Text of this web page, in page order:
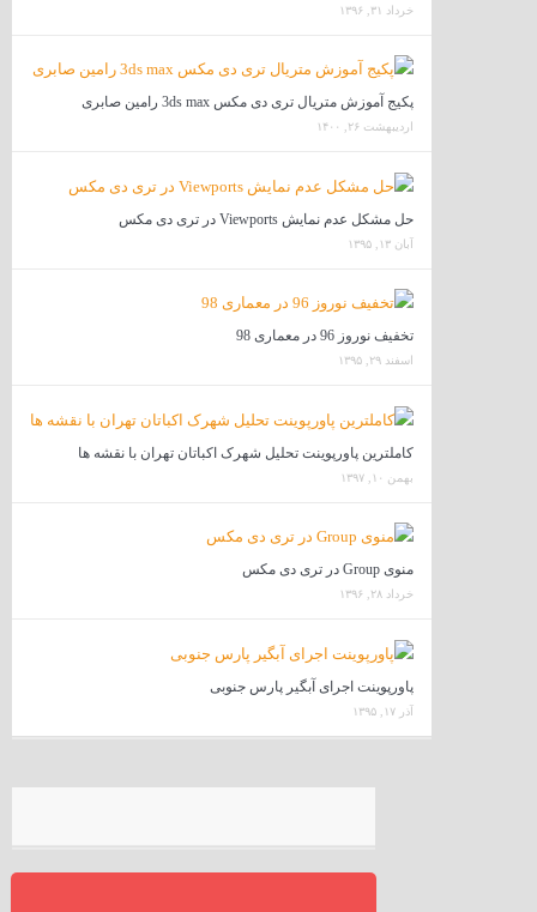
خرداد ۳۱, ۱۳۹۶
پکیج آموزش متریال تری دی مکس 3ds max رامین صابری
اردیبهشت ۲۶, ۱۴۰۰
حل مشکل عدم نمایش Viewports در تری دی مکس
آبان ۱۳, ۱۳۹۵
تخفیف نوروز 96 در معماری 98
اسفند ۲۹, ۱۳۹۵
کاملترین پاورپوینت تحلیل شهرک اکباتان تهران با نقشه ها
بهمن ۱۰, ۱۳۹۷
منوی Group در تری دی مکس
خرداد ۲۸, ۱۳۹۶
پاورپوینت اجرای آبگیر پارس جنوبی
آذر ۱۷, ۱۳۹۵